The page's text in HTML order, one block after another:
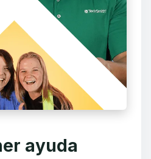
ayuda